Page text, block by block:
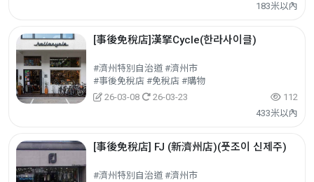
183米以內
[事後免稅店]漢拏Cycle(한라사이클)
#濟州特別自治道 #濟州市
#事後免稅店 #免稅店 #購物
26-03-08
26-03-23
112
433米以內
[事後免稅店] FJ (新濟州店)(풋조이 신제주)
#濟州特別自治道 #濟州市